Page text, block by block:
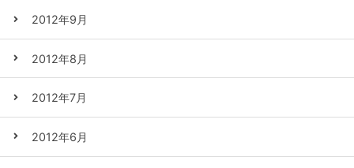
2012年9月
2012年8月
2012年7月
2012年6月